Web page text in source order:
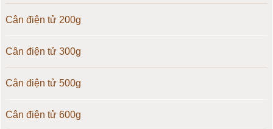
Cân điện tử Digi
Cân điện tử TNP Scacle
Cân điện tử CAS Hàn Quốc
Cân điện tử Yaohua
Cân điện tử 200g
Cân điện tử 300g
Cân điện tử 500g
Cân điện tử 600g